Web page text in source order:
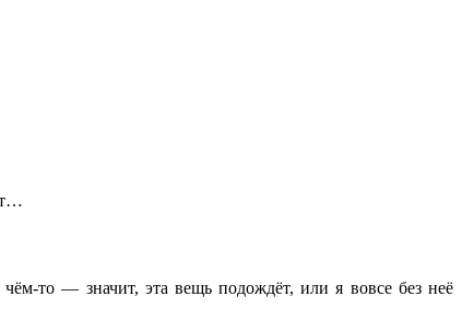
то ― значит, эта вещь подождёт, или я вовсе без неё